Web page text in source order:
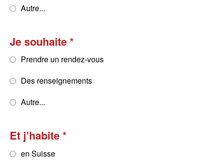
Autre...
Je souhaite
Prendre un rendez-vous
Des renseignements
Autre...
Et j’habite
en Suisse